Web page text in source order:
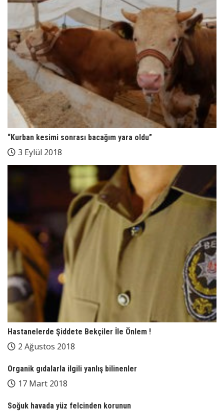
“Kurban kesimi sonrası bacağım yara oldu”
3 Eylül 2018
Hastanelerde Şiddete Bekçiler İle Önlem !
2 Ağustos 2018
Organik gıdalarla ilgili yanlış bilinenler
17 Mart 2018
Soğuk havada yüz felcinden korunun